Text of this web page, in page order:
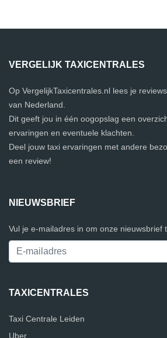
VERGELIJK TAXICENTRALES
Op VergelijkTaxicentrales.nl lees je
van Nederland.
Dit geeft jou in één oogopslag een
ervaringen en eventuele klachten.
Deel jouw taxi ervaringen met andere
een review!
NIEUWSBRIEF
Vul je e-mailadres in om onze nieuwsbrief
TAXICENTRALES
Taxi Centrale Leiden
Uber